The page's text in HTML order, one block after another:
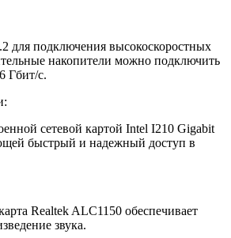
для подключения высокоскоростных
накопители можно подключить
Гбит/с.
сетевой картой Intel I210 Gigabit
быстрый и надежный доступ в
Realtek ALC1150 обеспечивает
звука.